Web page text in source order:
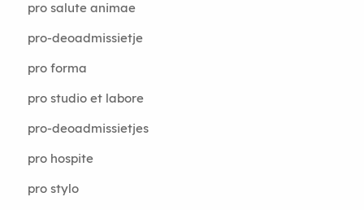
pro salute animae
pro-deoadmissietje
pro forma
pro studio et labore
pro-deoadmissietjes
pro hospite
pro stylo